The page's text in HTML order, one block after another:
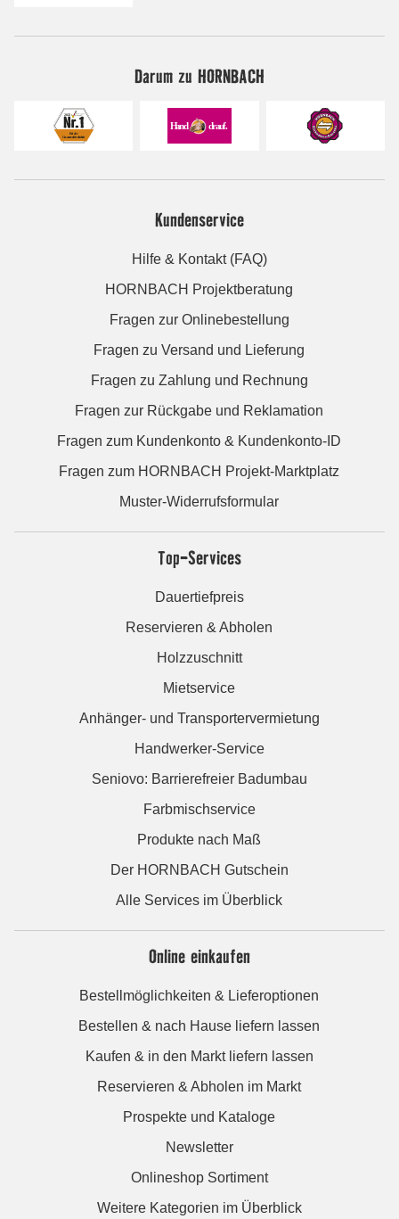
Darum zu HORNBACH
Kundenservice
Hilfe & Kontakt (FAQ)
HORNBACH Projektberatung
Fragen zur Onlinebestellung
Fragen zu Versand und Lieferung
Fragen zu Zahlung und Rechnung
Fragen zur Rückgabe und Reklamation
Fragen zum Kundenkonto & Kundenkonto-ID
Fragen zum HORNBACH Projekt-Marktplatz
Muster-Widerrufsformular
Top-Services
Dauertiefpreis
Reservieren & Abholen
Holzzuschnitt
Mietservice
Anhänger- und Transportervermietung
Handwerker-Service
Seniovo: Barrierefreier Badumbau
Farbmischservice
Produkte nach Maß
Der HORNBACH Gutschein
Alle Services im Überblick
Online einkaufen
Bestellmöglichkeiten & Lieferoptionen
Bestellen & nach Hause liefern lassen
Kaufen & in den Markt liefern lassen
Reservieren & Abholen im Markt
Prospekte und Kataloge
Newsletter
Onlineshop Sortiment
Weitere Kategorien im Überblick